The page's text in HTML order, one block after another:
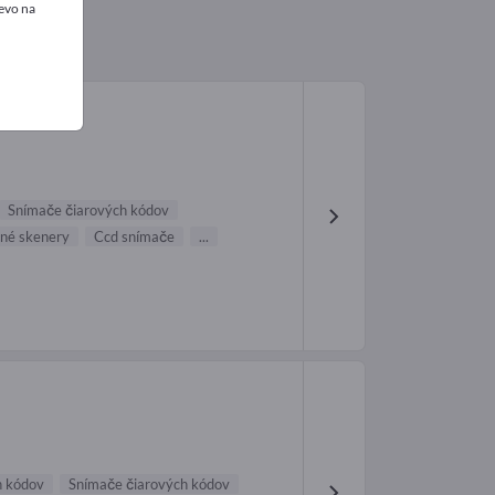
Snímače čiarových kódov
skenery Ccd snímače ...
kódov
Snímače čiarových kódov
na